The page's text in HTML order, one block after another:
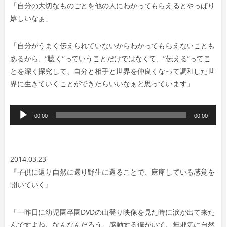
「自分の大切なものごとを他の人にわかってもらえるとやっぱり
嬉しいなぁ」
「自分がうまく伝えられていないからわかってもらえないことも
あるから、”聴く”っていうことだけではなくて、”伝える”ってこ
とを深く探究して、自分と相手と世界を仲良くなって調和した世
界に生きていくことができたらいいなぁと思っています」
声
ー
ヤ
ー
00:00 00:00
2014.03.23
『子供に還り自然に還り野生に還ることで、麻痺している感覚を
開いていく』
「一昨日に幼児園卒園DVDの山登り映像を見た時に涙が出て来た
んですよね。なんなんだろう、感動する僕がいて。無邪気に自然